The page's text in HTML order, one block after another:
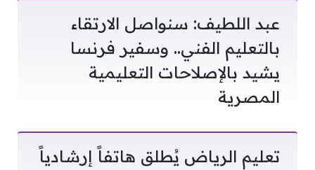
عبد اللطيف: سنواصل الارتقاء
بالتعليم الفني.. وسفير فرنسا
يشيد بالإصلاحات التعليمية
المصرية
تعليم الرياض يُطلق هاتفاً إرشادياً